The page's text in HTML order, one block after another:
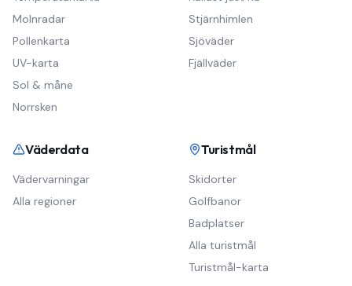
Molnradar
Pollenkarta
UV-karta
Sol & måne
Norrsken
Stjärnhimlen
Sjöväder
Fjällväder
Väderdata
Vädervarningar
Alla regioner
Turistmål
Skidorter
Golfbanor
Badplatser
Alla turistmål
Turistmål-karta